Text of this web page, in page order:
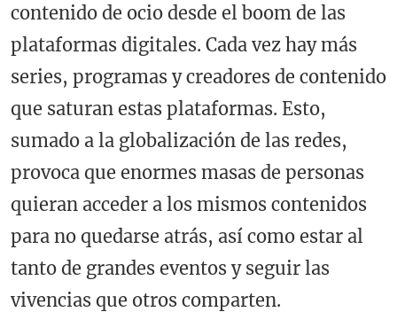
contenido de ocio desde el boom de las
plataformas digitales. Cada vez hay más
series, programas y creadores de contenido
que saturan estas plataformas. Esto,
sumado a la globalización de las redes,
provoca que enormes masas de personas
quieran acceder a los mismos contenidos
para no quedarse atrás, así como estar al
tanto de grandes eventos y seguir las
vivencias que otros comparten.